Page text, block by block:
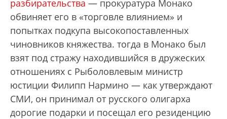
разбирательства — прокуратура Монако
обвиняет его в «торговле влиянием» и
попытках подкупа высокопоставленных
чиновников княжества. тогда в Монако был
взят под стражу находившийся в дружеских
отношениях с Рыболовлевым министр
юстиции Филипп Нармино — как утверждают
СМИ, он принимал от русского олигарха
дорогие подарки и посещал его резиденцию